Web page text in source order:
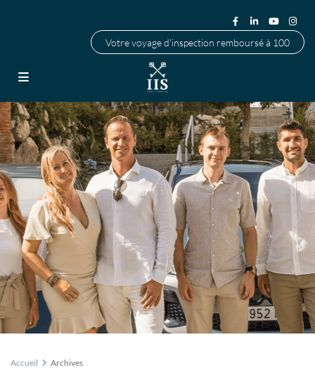
Votre voyage d'inspection remboursé à 100
Accueil Archives